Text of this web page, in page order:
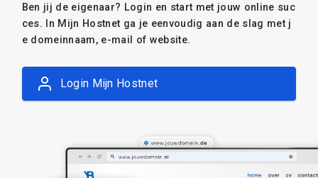
Ben jij de eigenaar? Login en start met jouw online suc
ces. In Mijn Hostnet ga je eenvoudig aan de slag met j
e domeinnaam, e-mail of website.
Login Mijn Hostnet